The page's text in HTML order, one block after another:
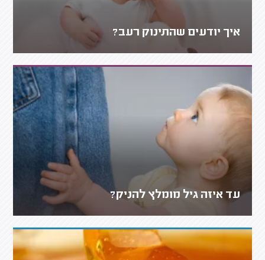
איך יודעים שהתינוק רעב?
עד איזה גיל מומלץ להניק?